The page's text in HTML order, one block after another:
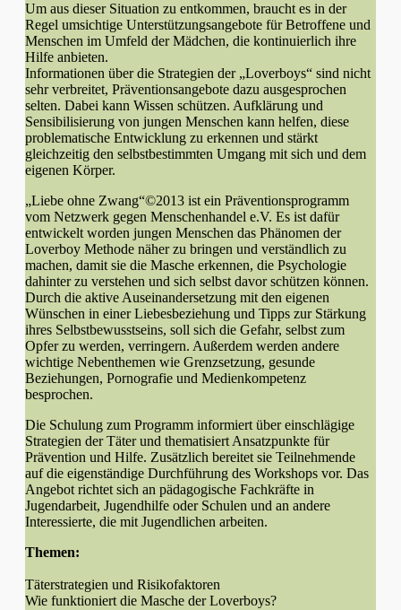
Um aus dieser Situation zu entkommen, braucht es in der
Regel umsichtige Unterstützungsangebote für Betroffene und
Menschen im Umfeld der Mädchen, die kontinuierlich ihre
Hilfe anbieten.
Informationen über die Strategien der „Loverboys“ sind nicht
sehr verbreitet, Präventionsangebote dazu ausgesprochen
selten. Dabei kann Wissen schützen. Aufklärung und
Sensibilisierung von jungen Menschen kann helfen, diese
problematische Entwicklung zu erkennen und stärkt
gleichzeitig den selbstbestimmten Umgang mit sich und dem
eigenen Körper.
„Liebe ohne Zwang“©2013 ist ein Präventionsprogramm
vom Netzwerk gegen Menschenhandel e.V. Es ist dafür
entwickelt worden jungen Menschen das Phänomen der
Loverboy Methode näher zu bringen und verständlich zu
machen, damit sie die Masche erkennen, die Psychologie
dahinter zu verstehen und sich selbst davor schützen können.
Durch die aktive Auseinandersetzung mit den eigenen
Wünschen in einer Liebesbeziehung und Tipps zur Stärkung
ihres Selbstbewusstseins, soll sich die Gefahr, selbst zum
Opfer zu werden, verringern. Außerdem werden andere
wichtige Nebenthemen wie Grenzsetzung, gesunde
Beziehungen, Pornografie und Medienkompetenz
besprochen.
Die Schulung zum Programm informiert über einschlägige
Strategien der Täter und thematisiert Ansatzpunkte für
Prävention und Hilfe. Zusätzlich bereitet sie Teilnehmende
auf die eigenständige Durchführung des Workshops vor. Das
Angebot richtet sich an pädagogische Fachkräfte in
Jugendarbeit, Jugendhilfe oder Schulen und an andere
Interessierte, die mit Jugendlichen arbeiten.
Themen:
Täterstrategien und Risikofaktoren
Wie funktioniert die Masche der Loverboys?